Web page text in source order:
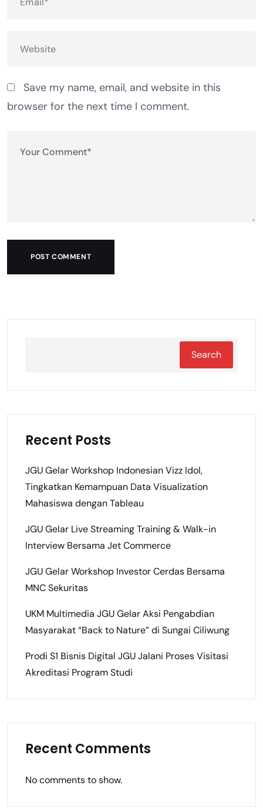
Save my name, email, and website in this
browser for the next time I comment.
POST COMMENT
Search
Recent Posts
JGU Gelar Workshop Indonesian Vizz Idol,
Tingkatkan Kemampuan Data Visualization
Mahasiswa dengan Tableau
JGU Gelar Live Streaming Training & Walk-in
Interview Bersama Jet Commerce
JGU Gelar Workshop Investor Cerdas Bersama
MNC Sekuritas
UKM Multimedia JGU Gelar Aksi Pengabdian
Masyarakat “Back to Nature” di Sungai Ciliwung
Prodi S1 Bisnis Digital JGU Jalani Proses Visitasi
Akreditasi Program Studi
Recent Comments
No comments to show.